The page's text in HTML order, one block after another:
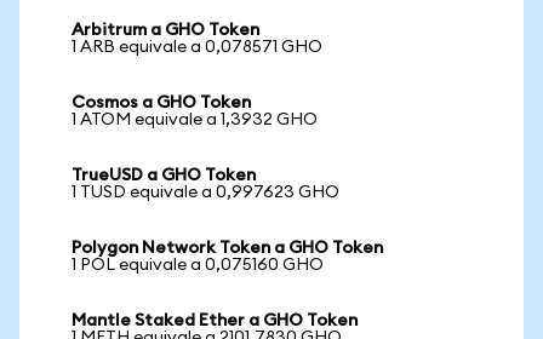
Arbitrum a GHO Token
1 ARB equivale a 0,078571 GHO
Cosmos a GHO Token
1 ATOM equivale a 1,3932 GHO
TrueUSD a GHO Token
1 TUSD equivale a 0,997623 GHO
Polygon Network Token a GHO Token
1 POL equivale a 0,075160 GHO
Mantle Staked Ether a GHO Token